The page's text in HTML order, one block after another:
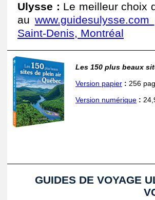
Ulysse : Le meilleur choix
au www.guidesulysse.com
Saint-Denis, Montréal
Les 150 plus beaux
Version papier : 256
Version numérique :
GUIDES DE VOYAGE